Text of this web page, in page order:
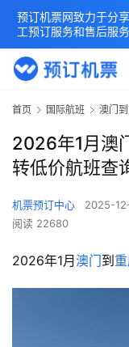
首页 国际航班 澳门
2026年1月澳
转低价航班查
机票预订中心 2025-
阅读 22680
2026年1月 澳门到
预订机票网致力于分
工预订服务和售后服